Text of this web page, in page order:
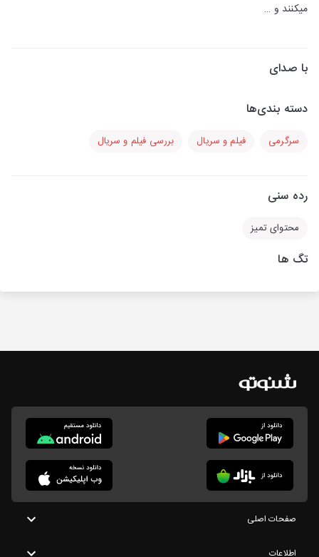
میکنند و …
با صدای
دسته بندی‌ها
سرگرمی فیلم و سریال بررسی فیلم و سریال
رده سنی
محتوای تمیز
تگ ها
صفحات اصلی
اطلاعات